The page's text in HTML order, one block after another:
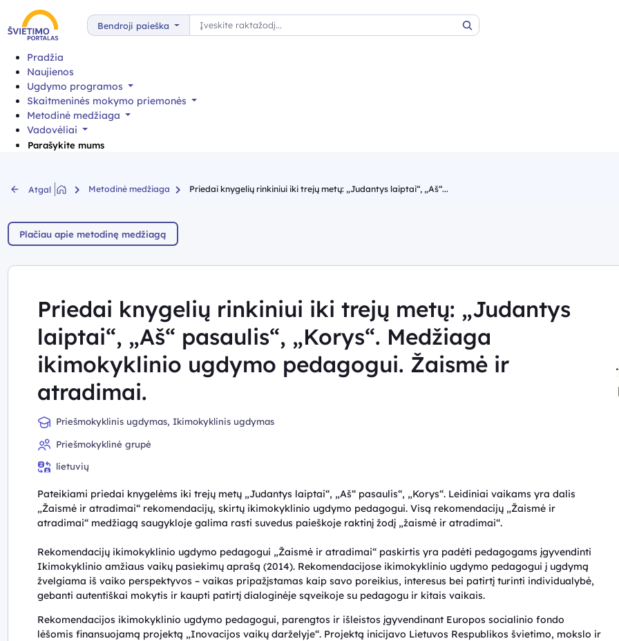
Bendroji paieška
Paieška
Paieška
Pradžia
Naujienos
Ugdymo programos
Skaitmeninės mokymo priemonės
Metodinė medžiaga
Vadovėliai
Parašykite mums
Atgal Metodinė medžiaga Priedai knygelių rinkiniui iki trejų metų: „Judantys laiptai“, „Aš“...
Plačiau apie metodinę medžiagą
Priedai knygelių rinkiniui iki trejų metų: „Judantys
laiptai“, „Aš“ pasaulis“, „Korys“. Medžiaga
ikimokyklinio ugdymo pedagogui. Žaismė ir
atradimai.
Priešmokyklinis ugdymas, Ikimokyklinis ugdymas
Priešmokyklinė grupė
lietuvių
Pateikiami priedai knygelėms iki trejų metų „Judantys laiptai“, „Aš“ pasaulis“, „Korys“. Leidiniai vaikams yra dalis
„Žaismė ir atradimai“ rekomendacijų, skirtų ikimokyklinio ugdymo pedagogui. Visą rekomendacijų „Žaismė ir
atradimai“ medžiagą saugykloje galima rasti suvedus paieškoje raktinį žodį „žaismė ir atradimai“.
Rekomendacijų ikimokyklinio ugdymo pedagogui „Žaismė ir atradimai“ paskirtis yra padėti pedagogams įgyvendinti
Ikimokyklinio amžiaus vaikų pasiekimų aprašą (2014). Rekomendacijose ikimokyklinio ugdymo pedagogui į ugdymą
žvelgiama iš vaiko perspektyvos – vaikas pripažįstamas kaip savo poreikius, interesus bei patirtį turinti individualybė,
gebanti autentiškai mokytis ir kaupti patirtį dialoginėje sąveikoje su pedagogu ir kitais vaikais.
Rekomendacijos ikimokyklinio ugdymo pedagogui, parengtos ir išleistos įgyvendinant Europos socialinio fondo
lėšomis finansuojamą projektą „Inovacijos vaikų darželyje“. Projektą inicijavo Lietuvos Respublikos švietimo, mokslo ir